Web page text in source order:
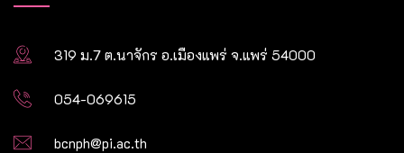
319 ม.7 ต.นาจักร อ.เมืองแพร่ จ.แพร่ 54000
054-069615
bcnph@pi.ac.th